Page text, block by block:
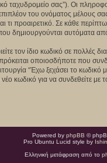
ταχυδρομείο σας”). Οι
του ονόματος μέλους
τι προαιρετικό. Σε κάθε
δημιουργούνται αυτόματα
τον ίδιο κωδικό σε πολλές
οποιοσδήποτε που
“Έχω ξεχάσει το
κωδικό για να συνδεθείτε με
Powered by phpBB ©
Pro Ubuntu Lucid style by
Ελληνική μετάφραση από το